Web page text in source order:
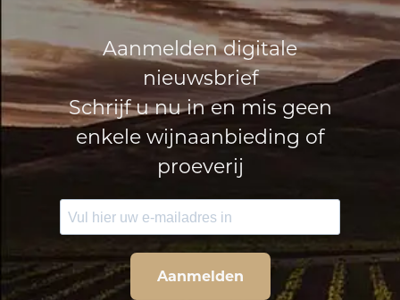
Aanmelden digitale
nieuwsbrief
Schrijf u nu in en mis geen
enkele wijnaanbieding of
proeverij
Aanmelden